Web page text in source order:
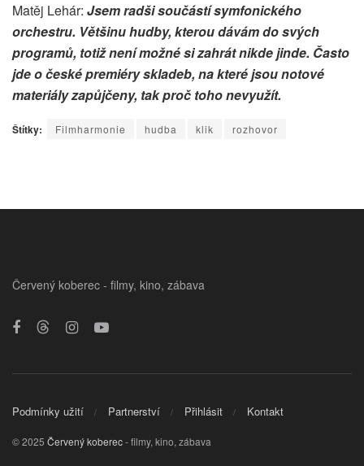
Matěj Lehár: Jsem radši součástí symfonického
orchestru. Většinu hudby, kterou dávám do svých
programů, totiž není možné si zahrát nikde jinde. Často
jde o české premiéry skladeb, na které jsou notové
materiály zapůjčeny, tak proč toho nevyužít.
Štítky: Filmharmonie hudba klik rozhovor
Červený koberec - filmy, kino, zábava
Podmínky užití Partnerství Přihlásit Kontakt
© 2025 Červený koberec- filmy, kino, zábava